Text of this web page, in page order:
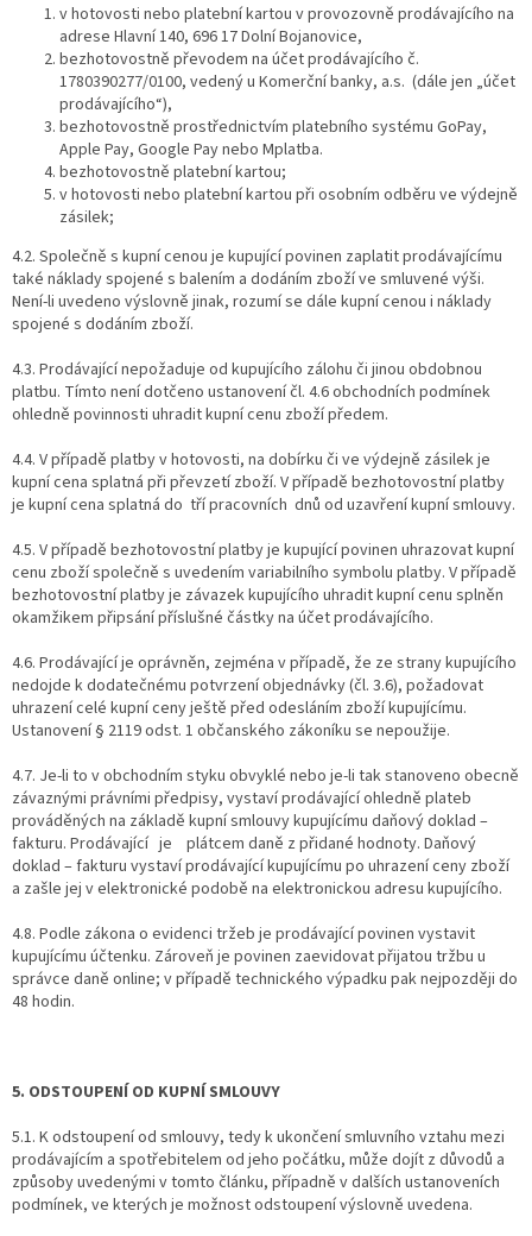
v hotovosti nebo platební kartou v provozovně prodávajícího na
adrese Hlavní 140, 696 17 Dolní Bojanovice,
bezhotovostně převodem na účet prodávajícího č.
1780390277/0100, vedený u Komerční banky, a.s. (dále jen „účet
prodávajícího“),
bezhotovostně prostřednictvím platebního systému GoPay,
Apple Pay, Google Pay nebo Mplatba.
bezhotovostně platební kartou;
v hotovosti nebo platební kartou při osobním odběru ve výdejně
zásilek;
4.2. Společně s kupní cenou je kupující povinen zaplatit prodávajícímu
také náklady spojené s balením a dodáním zboží ve smluvené výši.
Není-li uvedeno výslovně jinak, rozumí se dále kupní cenou i náklady
spojené s dodáním zboží.
4.3. Prodávající nepožaduje od kupujícího zálohu či jinou obdobnou
platbu. Tímto není dotčeno ustanovení čl. 4.6 obchodních podmínek
ohledně povinnosti uhradit kupní cenu zboží předem.
4.4. V případě platby v hotovosti, na dobírku či ve výdejně zásilek je
kupní cena splatná při převzetí zboží. V případě bezhotovostní platby
je kupní cena splatná do tří pracovních dnů od uzavření kupní smlouvy.
4.5. V případě bezhotovostní platby je kupující povinen uhrazovat kupní
cenu zboží společně s uvedením variabilního symbolu platby. V případě
bezhotovostní platby je závazek kupujícího uhradit kupní cenu splněn
okamžikem připsání příslušné částky na účet prodávajícího.
4.6. Prodávající je oprávněn, zejména v případě, že ze strany kupujícího
nedojde k dodatečnému potvrzení objednávky (čl. 3.6), požadovat
uhrazení celé kupní ceny ještě před odesláním zboží kupujícímu.
Ustanovení § 2119 odst. 1 občanského zákoníku se nepoužije.
4.7. Je-li to v obchodním styku obvyklé nebo je-li tak stanoveno obecně
závaznými právními předpisy, vystaví prodávající ohledně plateb
prováděných na základě kupní smlouvy kupujícímu daňový doklad –
fakturu. Prodávající je
plátcem daně z přidané hodnoty. Daňový
doklad – fakturu vystaví prodávající kupujícímu po uhrazení ceny zboží
a zašle jej v elektronické podobě na elektronickou adresu kupujícího.
4.8. Podle zákona o evidenci tržeb je prodávající povinen vystavit
kupujícímu účtenku. Zároveň je povinen zaevidovat přijatou tržbu u
správce daně online; v případě technického výpadku pak nejpozději do
48 hodin.
5. ODSTOUPENÍ OD KUPNÍ SMLOUVY
5.1. K odstoupení od smlouvy, tedy k ukončení smluvního vztahu mezi
prodávajícím a spotřebitelem od jeho počátku, může dojít z důvodů a
způsoby uvedenými v tomto článku, případně v dalších ustanoveních
podmínek, ve kterých je možnost odstoupení výslovně uvedena.